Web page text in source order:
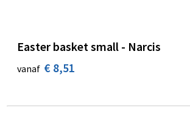
Easter basket small - Narcis
vanaf € 8,51